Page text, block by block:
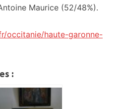
Maurice (52/48%).
occitanie/haute-garonne-
: